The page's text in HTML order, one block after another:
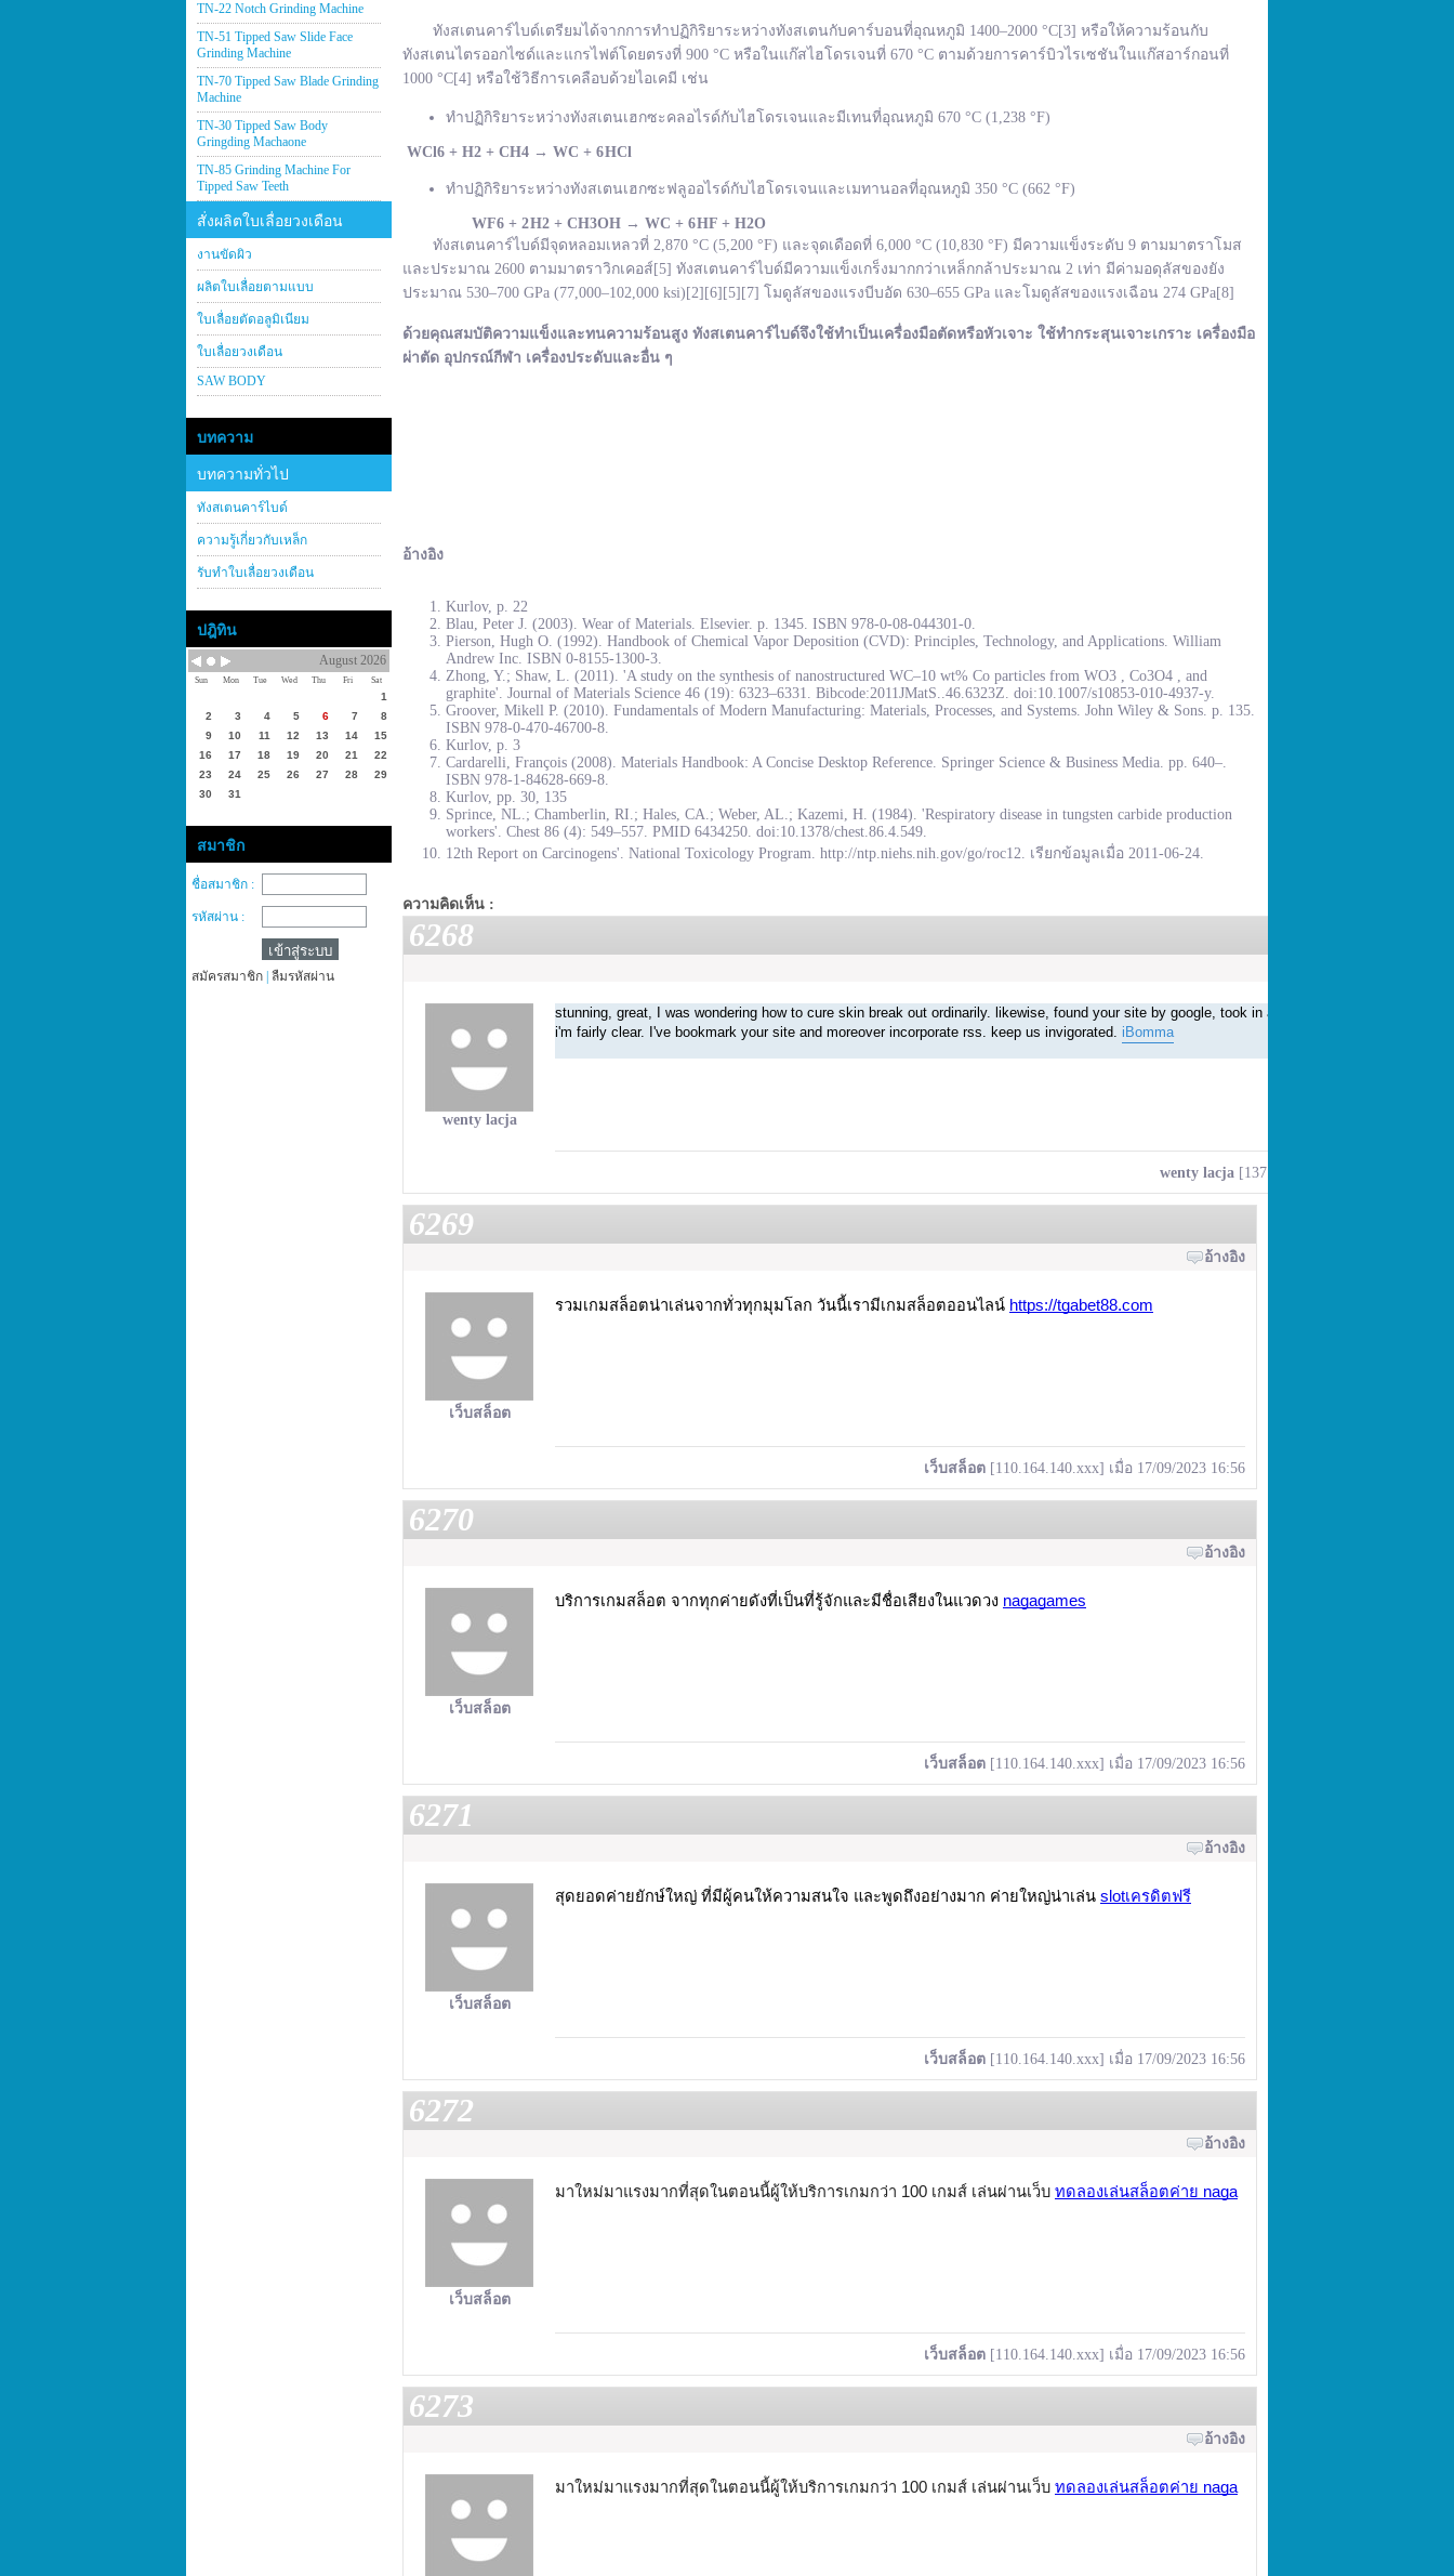
TN-22 Notch Grinding Machine
TN-51 Tipped Saw Slide Face
Grinding Machine
TN-70 Tipped Saw Blade Grinding
Machine
TN-30 Tipped Saw Body
Gringding Machaone
TN-85 Grinding Machine For
Tipped Saw Teeth
สั่งผลิตใบเลื่อยวงเดือน
งานขัดผิว
ผลิตใบเลื่อยตามแบบ
ใบเลื่อยตัดอลูมิเนียม
ใบเลื่อยวงเดือน
SAW BODY
บทความ
บทความทั่วไป
ทังสเตนคาร์ไบด์
ความรู้เกี่ยวกับเหล็ก
รับทำใบเลื่อยวงเดือน
ปฎิทิน
August 2026
Sun Mon Tue Wed Thu Fri Sat
1
2
3 4 5 6 7
8
9
10 11 12 13 14
15
16
17 18 19 20 21
22
23
24 25 26 27 28
29
30
31
สมาชิก
ชื่อสมาชิก :
รหัสผ่าน :
สมัครสมาชิก ลืมรหัสผ่าน
ทังสเตนคาร์ไบด์เตรียมได้จากการทำปฏิกิริยาระหว่างทังสเตนกับคาร์บอนที่อุณหภูมิ 1400–2000 °C[3] หรือให้ความร้อนกับ
ทังสเตนไตรออกไซด์และแกรไฟต์โดยตรงที่ 900 °C หรือในแก๊สไฮโดรเจนที่ 670 °C ตามด้วยการคาร์บิวไรเซชันในแก๊สอาร์กอนที่
1000 °C[4] หรือใช้วิธีการเคลือบด้วยไอเคมี เช่น
ทำปฏิกิริยาระหว่างทังสเตนเฮกซะคลอไรด์กับไฮโดรเจนและมีเทนที่อุณหภูมิ 670 °C (1,238 °F)
WCl6 + H2 + CH4 → WC + 6 HCl
ทำปฏิกิริยาระหว่างทังสเตนเฮกซะฟลูออไรด์กับไฮโดรเจนและเมทานอลที่อุณหภูมิ 350 °C (662 °F)
WF6 + 2 H2 + CH3OH → WC + 6 HF + H2O
ทังสเตนคาร์ไบด์มีจุดหลอมเหลวที่ 2,870 °C (5,200 °F) และจุดเดือดที่ 6,000 °C (10,830 °F) มีความแข็งระดับ 9 ตามมาตราโมส
และประมาณ 2600 ตามมาตราวิกเคอส์[5] ทังสเตนคาร์ไบด์มีความแข็งเกร็งมากกว่าเหล็กกล้าประมาณ 2 เท่า มีค่ามอดุลัสของยัง
ประมาณ 530–700 GPa (77,000–102,000 ksi)[2][6][5][7] โมดูลัสของแรงบีบอัด 630–655 GPa และโมดูลัสของแรงเฉือน 274 GPa[8]
ด้วยคุณสมบัติความแข็งและทนความร้อนสูง ทังสเตนคาร์ไบด์จึงใช้ทำเป็นเครื่องมือตัดหรือหัวเจาะ ใช้ทำกระสุนเจาะเกราะ เครื่องมือ
ผ่าตัด อุปกรณ์กีฬา เครื่องประดับและอื่น ๆ
อ้างอิง
Kurlov, p. 22
Blau, Peter J. (2003). Wear of Materials. Elsevier. p. 1345. ISBN 978-0-08-044301-0.
Pierson, Hugh O. (1992). Handbook of Chemical Vapor Deposition (CVD): Principles, Technology, and Applications. William
Andrew Inc. ISBN 0-8155-1300-3.
Zhong, Y.; Shaw, L. (2011). 'A study on the synthesis of nanostructured WC–10 wt% Co particles from WO3 , Co3O4 , and
graphite'. Journal of Materials Science 46 (19): 6323–6331. Bibcode:2011JMatS..46.6323Z. doi:10.1007/s10853-010-4937-y.
Groover, Mikell P. (2010). Fundamentals of Modern Manufacturing: Materials, Processes, and Systems. John Wiley & Sons. p. 135.
ISBN 978-0-470-46700-8.
Kurlov, p. 3
Cardarelli, François (2008). Materials Handbook: A Concise Desktop Reference. Springer Science & Business Media. pp. 640–.
ISBN 978-1-84628-669-8.
Kurlov, pp. 30, 135
Sprince, NL.; Chamberlin, RI.; Hales, CA.; Weber, AL.; Kazemi, H. (1984). 'Respiratory disease in tungsten carbide production
workers'. Chest 86 (4): 549–557. PMID 6434250. doi:10.1378/chest.86.4.549.
12th Report on Carcinogens'. National Toxicology Program. http://ntp.niehs.nih.gov/go/roc12. เรียกข้อมูลเมื่อ 2011-06-24.
ความคิดเห็น :
6268
wenty lacja
stunning, great, I was wondering how to cure skin break out ordinarily. likewise, found your site by google, took in an extraordinary
i'm fairly clear. I've bookmark your site and moreover incorporate rss. keep us invigorated. iBomma
wenty lacja [137.59.221.xxx] เมื่อ 17/09/2023
6269
อ้างอิง
เว็บสล็อต
รวมเกมสล็อตน่าเล่นจากทั่วทุกมุมโลก วันนี้เรามีเกมสล็อตออนไลน์ https://tgabet88.com
เว็บสล็อต [110.164.140.xxx] เมื่อ 17/09/2023 16:56
6270
อ้างอิง
เว็บสล็อต
บริการเกมสล็อต จากทุกค่ายดังที่เป็นที่รู้จักและมีชื่อเสียงในแวดวง nagagames
เว็บสล็อต [110.164.140.xxx] เมื่อ 17/09/2023 16:56
6271
อ้างอิง
เว็บสล็อต
สุดยอดค่ายยักษ์ใหญ่ ที่มีผู้คนให้ความสนใจ และพูดถึงอย่างมาก ค่ายใหญ่น่าเล่น slotเครดิตฟรี
เว็บสล็อต [110.164.140.xxx] เมื่อ 17/09/2023 16:56
6272
อ้างอิง
เว็บสล็อต
มาใหม่มาแรงมากที่สุดในตอนนี้ผู้ให้บริการเกมกว่า 100 เกมส์ เล่นผ่านเว็บ ทดลองเล่นสล็อตค่าย naga
เว็บสล็อต [110.164.140.xxx] เมื่อ 17/09/2023 16:56
6273
อ้างอิง
มาใหม่มาแรงมากที่สุดในตอนนี้ผู้ให้บริการเกมกว่า 100 เกมส์ เล่นผ่านเว็บ ทดลองเล่นสล็อตค่าย naga